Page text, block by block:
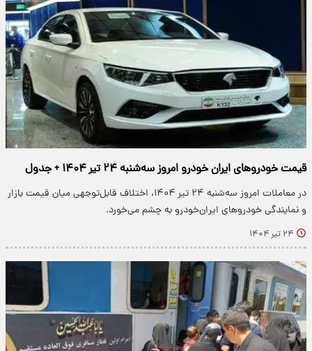
قیمت خودرو‌های ایران خودرو امروز سه‌شنبه ۲۴ تیر ۱۴۰۴ + جدول
در معاملات امروز سه‌شنبه ۲۴ تیر ۱۴۰۴، اختلاف قابل‌توجهی میان قیمت بازار
و نمایندگی خودروهای ایران‌خودرو به چشم می‌خورد.
۲۴ تیر ۱۴۰۴